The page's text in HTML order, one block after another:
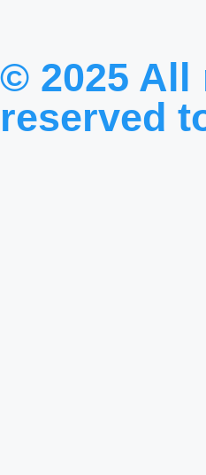
© 2025 All
reserved